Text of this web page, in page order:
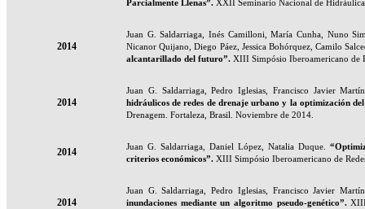
Parcialmente Llenas”. XXII Seminario Nacional de
2014
Juan G. Saldarriaga, Inés Camilloni, María Cunha, Nuno
Nicanor Quijano, Diego Páez, Jessica Bohórquez, Camilo
alcantarillado del futuro”. XIII Simpósio Iberoamericano de
2014
Juan G. Saldarriaga, Pedro Iglesias, Francisco Javier
hidráulicos de redes de drenaje urbano y la optimización
Drenagem. Fortaleza, Brasil. Noviembre de 2014.
2014 Juan G. Saldarriaga, Daniel López, Natalia Duque.
criterios económicos”. XIII Simpósio Iberoamericano de
2014
Juan G. Saldarriaga, Pedro Iglesias, Francisco Javier
inundaciones mediante un algoritmo pseudo-genético”.XIII